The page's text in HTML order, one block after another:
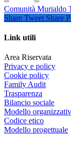
Comunità Murialdo
Share Tweet Share
Link utili
Area Riservata
Privacy e policy
Cookie policy
Family Audit
Trasparenza
Bilancio sociale
Modello
Codice etico
Modello progettuale